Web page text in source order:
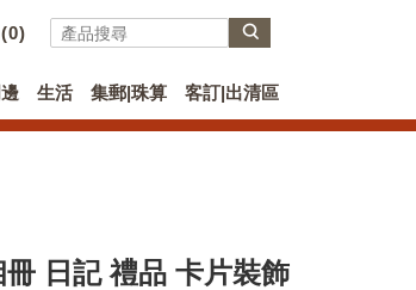
0)
生活 集郵|珠算 客訂|出清區
日記 禮品 卡片裝飾